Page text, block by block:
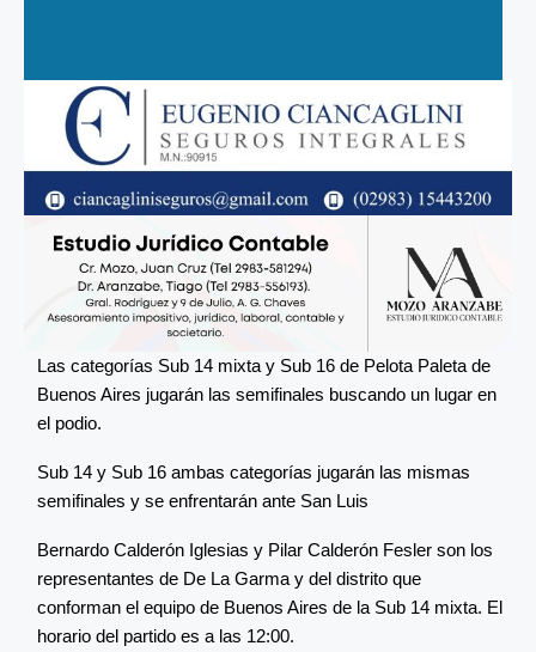
Las categorías Sub 14 mixta y Sub 16 de Pelota Paleta de
Buenos Aires jugarán las semifinales buscando un lugar en
el podio.
Sub 14 y Sub 16 ambas categorías jugarán las mismas
semifinales y se enfrentarán ante San Luis
Bernardo Calderón Iglesias y Pilar Calderón Fesler son los
representantes de De La Garma y del distrito que
conforman el equipo de Buenos Aires de la Sub 14 mixta. El
horario del partido es a las 12:00.